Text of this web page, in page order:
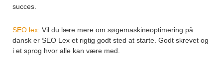
succes.
SEO lex: Vil du lære mere om søgemaskineoptimering på
dansk er SEO Lex et rigtig godt sted at starte. Godt skrevet og
i et sprog hvor alle kan være med.